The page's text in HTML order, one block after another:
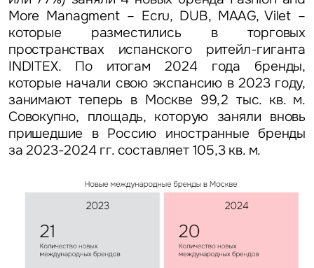
More Managment – Ecru, DUB, MAAG, Vilet –
которые разместились в торговых
пространствах испанского ритейл-гиганта
INDITEX. По итогам 2024 года бренды,
которые начали свою экспансию в 2023 году,
занимают теперь в Москве 99,2 тыс. кв. м.
Совокупно, площадь, которую заняли вновь
пришедшие в Россию иностранные бренды
за 2023-2024 гг. составляет 105,3 кв. м.